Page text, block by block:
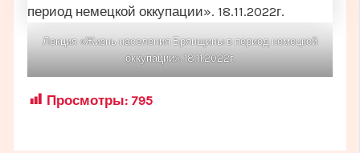
Лекция «Жизнь населения Брянщины в период немецкой
оккупации». 18.11.2022г.
Просмотры: 795